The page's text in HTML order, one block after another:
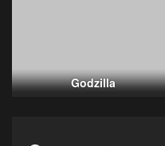
Godzilla